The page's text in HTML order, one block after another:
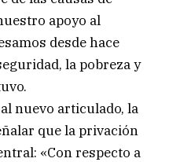
apoyo al
desde hace
la pobreza y
nuevo articulado, la
que la privación
«Con respecto a